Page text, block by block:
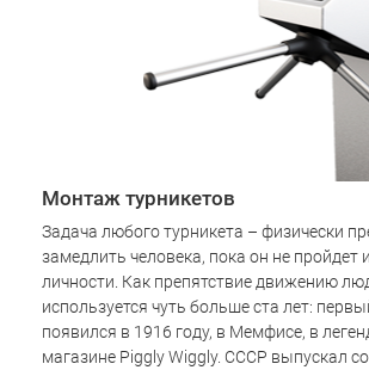
Монтаж турникетов
Задача любого турникета – физически
замедлить человека, пока он не
личности. Как препятствие движению
используется чуть больше ста лет:
появился в 1916 году, в Мемфисе, в
магазине Piggly Wiggly. СССР выпускал